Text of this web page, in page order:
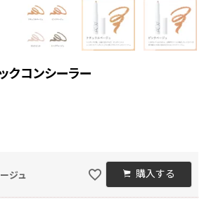
クコンシーラー
ジュ 購入する